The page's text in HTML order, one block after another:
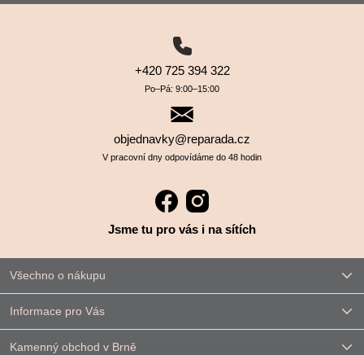
+420 725 394 322
Po–⁠⁠⁠⁠⁠⁠Pá: 9:00–⁠⁠⁠⁠⁠⁠15:00
objednavky@reparada.cz
V pracovní dny odpovídáme do 48 hodin
Jsme tu pro vás i na sítích
Všechno o nákupu
Informace pro Vás
Kamenný obchod v Brně